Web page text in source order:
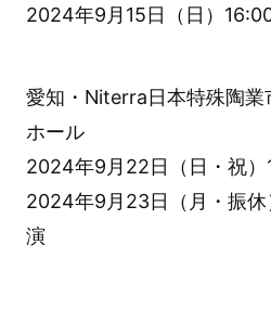
2024年9月15日（日）
愛知・Niterra日本特殊陶
ホール
2024年9月22日（日・祝
2024年9月23日（月・振休
演